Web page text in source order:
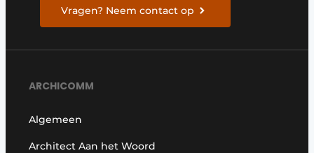
Vragen? Neem contact op
ARCHICOMM
Algemeen
Architect Aan het Woord